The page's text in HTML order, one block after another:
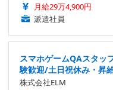
月給29万4,900円
派遣社員
スマホゲームQAスタッ
験歓迎/土日祝休み・昇
株式会社ELM